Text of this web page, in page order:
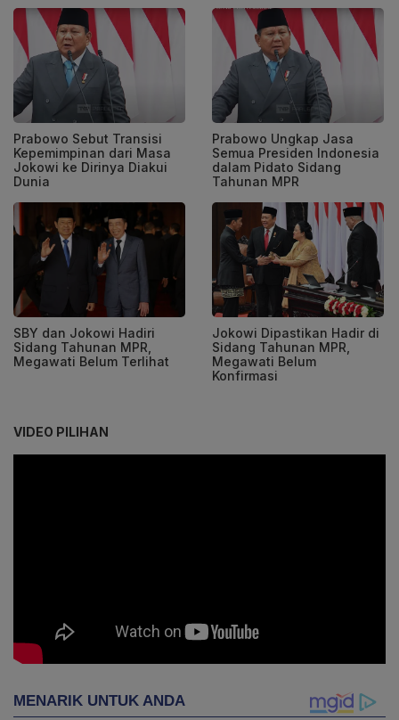
Prabowo Sebut Transisi
Kepemimpinan dari Masa
Jokowi ke Dirinya Diakui
Dunia
Prabowo Ungkap Jasa
Semua Presiden Indonesia
dalam Pidato Sidang
Tahunan MPR
SBY dan Jokowi Hadiri
Sidang Tahunan MPR,
Megawati Belum Terlihat
Jokowi Dipastikan Hadir di
Sidang Tahunan MPR,
Megawati Belum
Konfirmasi
VIDEO PILIHAN